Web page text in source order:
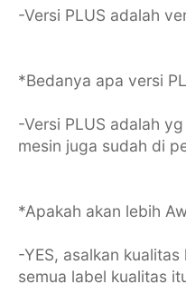
-Versi PLUS adalah
*Bedanya apa versi
-Versi PLUS adalah
mesin juga sudah di
*Apakah akan lebih
-YES, asalkan
semua label kualitas